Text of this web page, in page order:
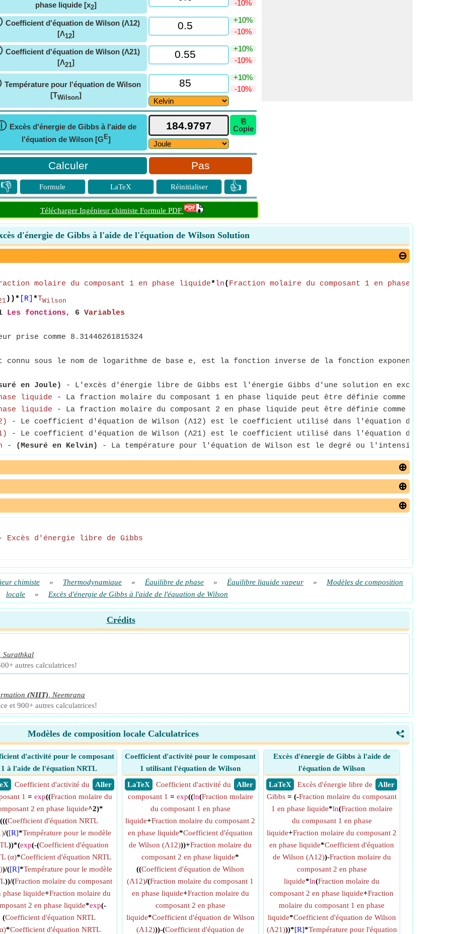
phase liquide [x2]
-10%
Coefficient d'équation de Wilson (Λ12)
[Λ12]
+10%
-10%
Coefficient d'équation de Wilson (Λ21)
[Λ21]
+10%
-10%
Température pour l'équation de Wilson
[TWilson]
+10%
-10%
Excès d'énergie de Gibbs à l'aide de
l'équation de Wilson [G E]
⎘
Copie
Pas
👎 Formule LaTeX Réinitialiser 👍
Télécharger Ingénieur chimiste Formule PDF
d'énergie de Gibbs à l'aide de l'équation de Wilson Solution
molaire du composant 1 en phase liquide*ln( Fraction molaire du composant 1 en phase liquide
))* [R] *TWilson
Les fonctions, 6 Variables
prise comme 8.31446261815324
connu sous le nom de logarithme de base e, est la fonction inverse de la fonction exponentielle
en Joule)
- L'excès d'énergie libre de Gibbs est l'énergie Gibbs d'une solution en excès par
liquide - La fraction molaire du composant 1 en phase liquide peut être définie comme le rapport
liquide - La fraction molaire du composant 2 en phase liquide peut être définie comme le rapport
- Le coefficient d'équation de Wilson (Λ12) est le coefficient utilisé dans l'équation de Wilson
- Le coefficient d'équation de Wilson (Λ21) est le coefficient utilisé dans l'équation de Wilson
- (Mesuré en Kelvin) - La température pour l'équation de Wilson est le degré ou l'intensité de la
Excès d'énergie libre de Gibbs
chimiste » Thermodynamique » Équilibre de phase » Équilibre liquide vapeur »
Modèles de composition
locale
» Excès d'énergie de Gibbs à l'aide de l'équation de Wilson
Crédits
Surathkal
autres calculatrices!
(NIIT)
Neemrana
et 900+ autres calculatrices!
<
Modèles de composition locale Calculatrices
d'activité pour le composant
1 à l'aide de l'équation NRTL
​ Aller
Coefficient d'activité du
1 = exp((Fraction molaire du
2 en phase liquide^2)*
(((Coefficient d'équation NRTL
/([R]*Température pour le modèle
))*(exp(-(Coefficient d'équation
(α)*Coefficient d'équation NRTL
)/([R]*Température pour le modèle
))/(Fraction molaire du composant
phase liquide+Fraction molaire du
2 en phase liquide*exp(-
(Coefficient d'équation NRTL
*Coefficient d'équation NRTL
Coefficient d'activité pour le composant
1 utilisant l'équation de Wilson
​ LaTeX
​ Aller
Coefficient d'activité du
composant 1 = exp((ln(Fraction molaire
du composant 1 en phase
liquide+Fraction molaire du composant 2
en phase liquide*Coefficient d'équation
de Wilson (Λ12)))+Fraction molaire du
composant 2 en phase liquide*
((Coefficient d'équation de Wilson
(Λ12)/(Fraction molaire du composant 1
en phase liquide+Fraction molaire du
composant 2 en phase
liquide*Coefficient d'équation de Wilson
(Λ12)))-(Coefficient d'équation de
Excès d'énergie de Gibbs à l'aide de
l'équation de Wilson
​ LaTeX
​ Aller
Excès d'énergie libre de
Gibbs = (-Fraction molaire du composant
1 en phase liquide*ln(Fraction molaire
du composant 1 en phase
liquide+Fraction molaire du composant 2
en phase liquide*Coefficient d'équation
de Wilson (Λ12))-Fraction molaire du
composant 2 en phase
liquide*ln(Fraction molaire du
composant 2 en phase liquide+Fraction
molaire du composant 1 en phase
liquide*Coefficient d'équation de Wilson
(Λ21)))*[R]*Température pour l'équation